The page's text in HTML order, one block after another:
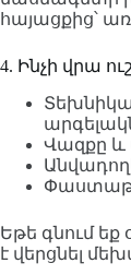
հայացքից՝
4. Ինչի վրա
Վազքը և
Եթե գնում
է վերցնել